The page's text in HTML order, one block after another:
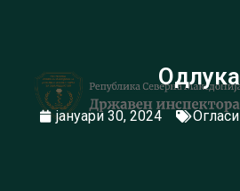
Одлука
јануари 30, 2024 Огласи